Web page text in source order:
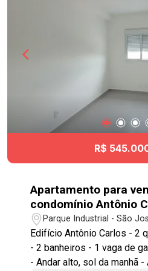
Dutra e às principais
#ParqueIndustrial #Vista
#Andaralto #LinhaVerde
R$
Apartamento para
condomínio Antônio
quartos sendo 1 suíte
bairro Parque
Parque Industrial - São
Edifício Antônio Carlos - 2
- 2 banheiros - 1 vaga de garagem
- Andar alto, sol da manhã